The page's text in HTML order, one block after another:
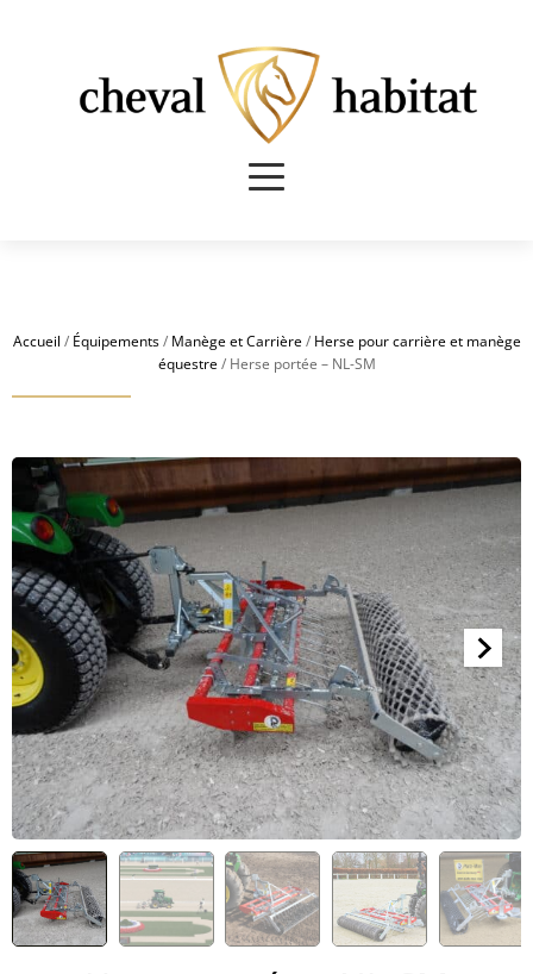
Accueil / Équipements/ Manège et Carrière/ Herse pour carrière et manège
équestre/ Herse portée – NL-SM